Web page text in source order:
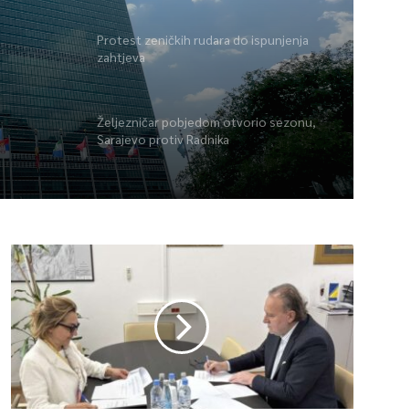
Protest zeničkih rudara do ispunjenja
zahtjeva
Željezničar pobjedom otvorio sezonu,
Sarajevo protiv Radnika